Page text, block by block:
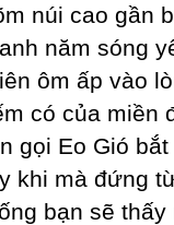
núi cao gần
năm sóng
ôm ấp vào
có của miền
gọi Eo Gió
khi mà đứng
bạn sẽ